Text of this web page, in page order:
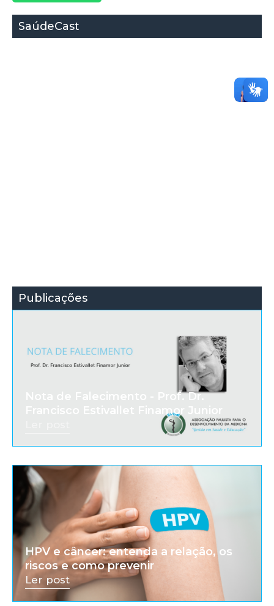
SaúdeCast
Publicações
Nota de Falecimento - Prof. Dr.
Francisco Estivallet Finamor Junior
HPV e câncer: entenda a relação, os
riscos e como prevenir
Ler post